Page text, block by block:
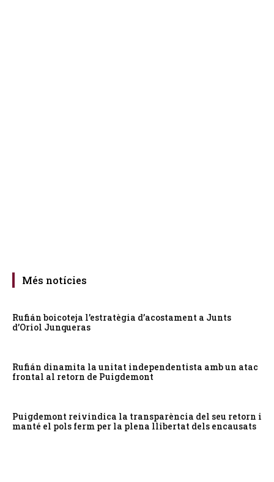
Més notícies
Rufián boicoteja l’estratègia d’acostament a Junts
d’Oriol Junqueras
Rufián dinamita la unitat independentista amb un atac
frontal al retorn de Puigdemont
Puigdemont reivindica la transparència del seu retorn i
manté el pols ferm per la plena llibertat dels encausats